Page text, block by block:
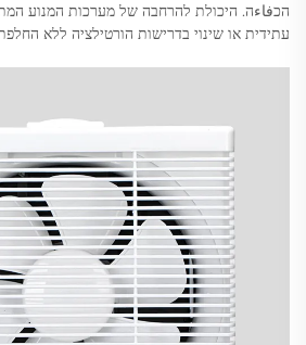
הכفاءה. היכולת להרחבה של מערכות המנוע
עתידית או שינוי בדרישות הורטילציה ללא